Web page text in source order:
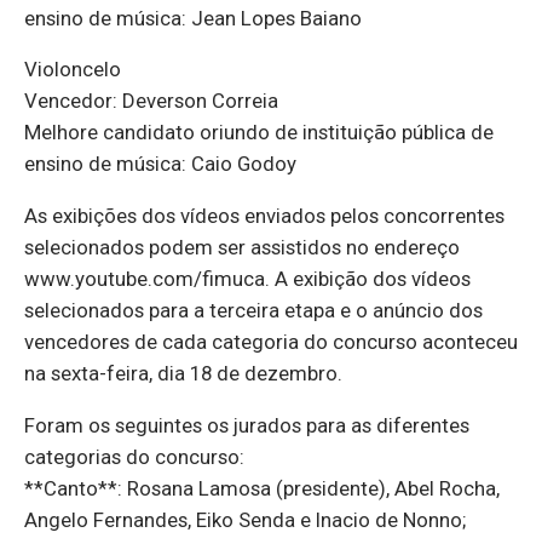
ensino de música: Jean Lopes Baiano
Violoncelo
Vencedor: Deverson Correia
Melhore candidato oriundo de instituição pública de
ensino de música: Caio Godoy
As exibições dos vídeos enviados pelos concorrentes
selecionados podem ser assistidos no endereço
www.youtube.com/fimuca. A exibição dos vídeos
selecionados para a terceira etapa e o anúncio dos
vencedores de cada categoria do concurso aconteceu
na sexta-feira, dia 18 de dezembro.
Foram os seguintes os jurados para as diferentes
categorias do concurso:
**Canto**: Rosana Lamosa (presidente), Abel Rocha,
Angelo Fernandes, Eiko Senda e Inacio de Nonno;